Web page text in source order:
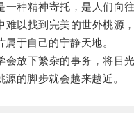
种精神寄托，是人们向往
以找到完美的世外桃源
属于自己的宁静天地。
放下繁杂的事务，将目光
源的脚步就会越来越近。